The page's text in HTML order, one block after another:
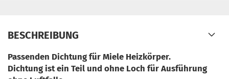
BESCHREIBUNG
Passenden Dichtung für Miele Heizkörper.
Dichtung ist ein Teil und ohne Loch für Ausführung